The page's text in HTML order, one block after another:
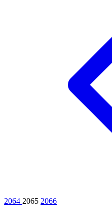
2064 2065 2066